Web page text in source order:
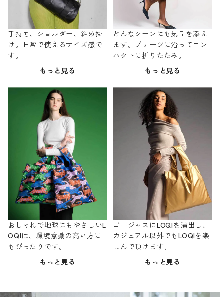
手持ち、ショルダー、斜め掛
け。日常で使えるサイズ感で
す。
もっと見る
どんなシーンにも気品を添え
ます。プリーツに沿ってコン
パクトに折りたたみ。
もっと見る
おしゃれで地球にもやさしいL
OQIは、環境意識の高い方に
もぴったりです。
もっと見る
ゴージャスにLOQIを演出し、
カジュアル以外でもLOQIを楽
しんで頂けます。
もっと見る